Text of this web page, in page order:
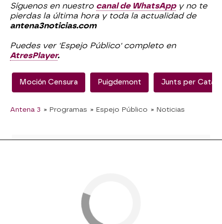
Síguenos en nuestro canal de WhatsAppy no te
pierdas la última hora y toda la actualidad de
antena3noticias.com
Puedes ver 'Espejo Público' completo en
AtresPlayer.
Moción Censura Puigdemont Junts per
Antena 3 » Programas » Espejo Público » Noticias